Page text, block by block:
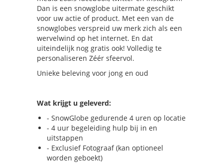
Dan is een snowglobe uitermate geschikt
voor uw actie of product. Met een van de
snowglobes verspreid uw merk zich als een
wervelwind op het internet. En dat
uiteindelijk nog gratis ook! Volledig te
personaliseren Zéér sfeervol.
Unieke beleving voor jong en oud
Wat krijgt u geleverd:
- SnowGlobe gedurende 4 uren op locatie
- 4 uur begeleiding hulp bij in en
uitstappen
- Exclusief Fotograaf (kan optioneel
worden geboekt)